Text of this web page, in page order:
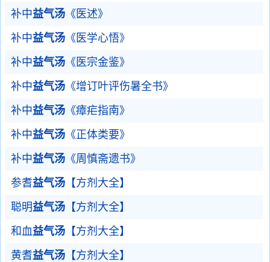
补中益气汤 《医述》
补中益气汤 《医学心悟》
补中益气汤 《医宗金鉴》
补中益气汤 《增订叶评伤暑全书》
补中益气汤 《瘴疟指南》
补中益气汤 《正体类要》
补中益气汤 《周慎斋遗书》
参耆益气汤 【方剂大全】
聪明益气汤 【方剂大全】
和血益气汤 【方剂大全】
黄耆益气汤 【方剂大全】